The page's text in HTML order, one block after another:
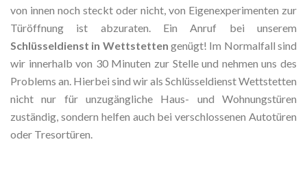
von innen noch steckt oder nicht, von Eigenexperimenten zur
Türöffnung ist abzuraten. Ein Anruf bei unserem
Schlüsseldienst in Wettstetten genügt! Im Normalfall sind
wir innerhalb von 30 Minuten zur Stelle und nehmen uns des
Problems an. Hierbei sind wir als Schlüsseldienst Wettstetten
nicht nur für unzugängliche Haus- und Wohnungstüren
zuständig, sondern helfen auch bei verschlossenen Autotüren
oder Tresortüren.